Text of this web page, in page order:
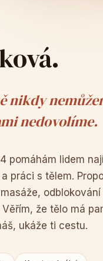
nikdy
nedovolíme.
pomáhám lidem
práci s tělem.
Věřím, že tělo má
ukáže ti cestu.